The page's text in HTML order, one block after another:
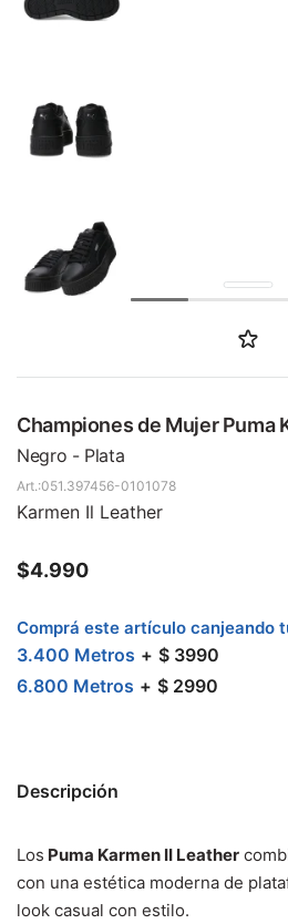
Championes de Mujer Puma
Negro - Plata
051.397456-0101078
Karmen Il Leather
$4.990
Comprá este artículo canjeando
3.400 Metros $ 3990
6.800 Metros $ 2990
Descripción
Los Puma Karmen II Leather
con una estética moderna de
look casual con estilo.